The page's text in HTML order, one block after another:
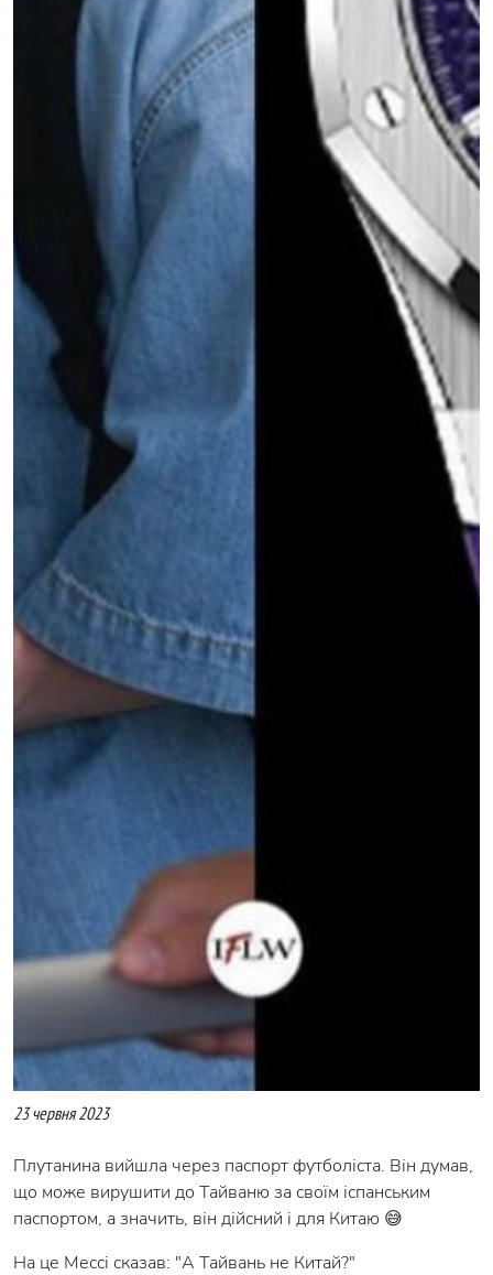
23 червня 2023
Плутанина вийшла через паспорт футболіста. Він думав,
що може вирушити до Тайваню за своїм іспанським
паспортом, а значить, він дійсний і для Китаю 😅
На це Мессі сказав: "А Тайвань не Китай?"